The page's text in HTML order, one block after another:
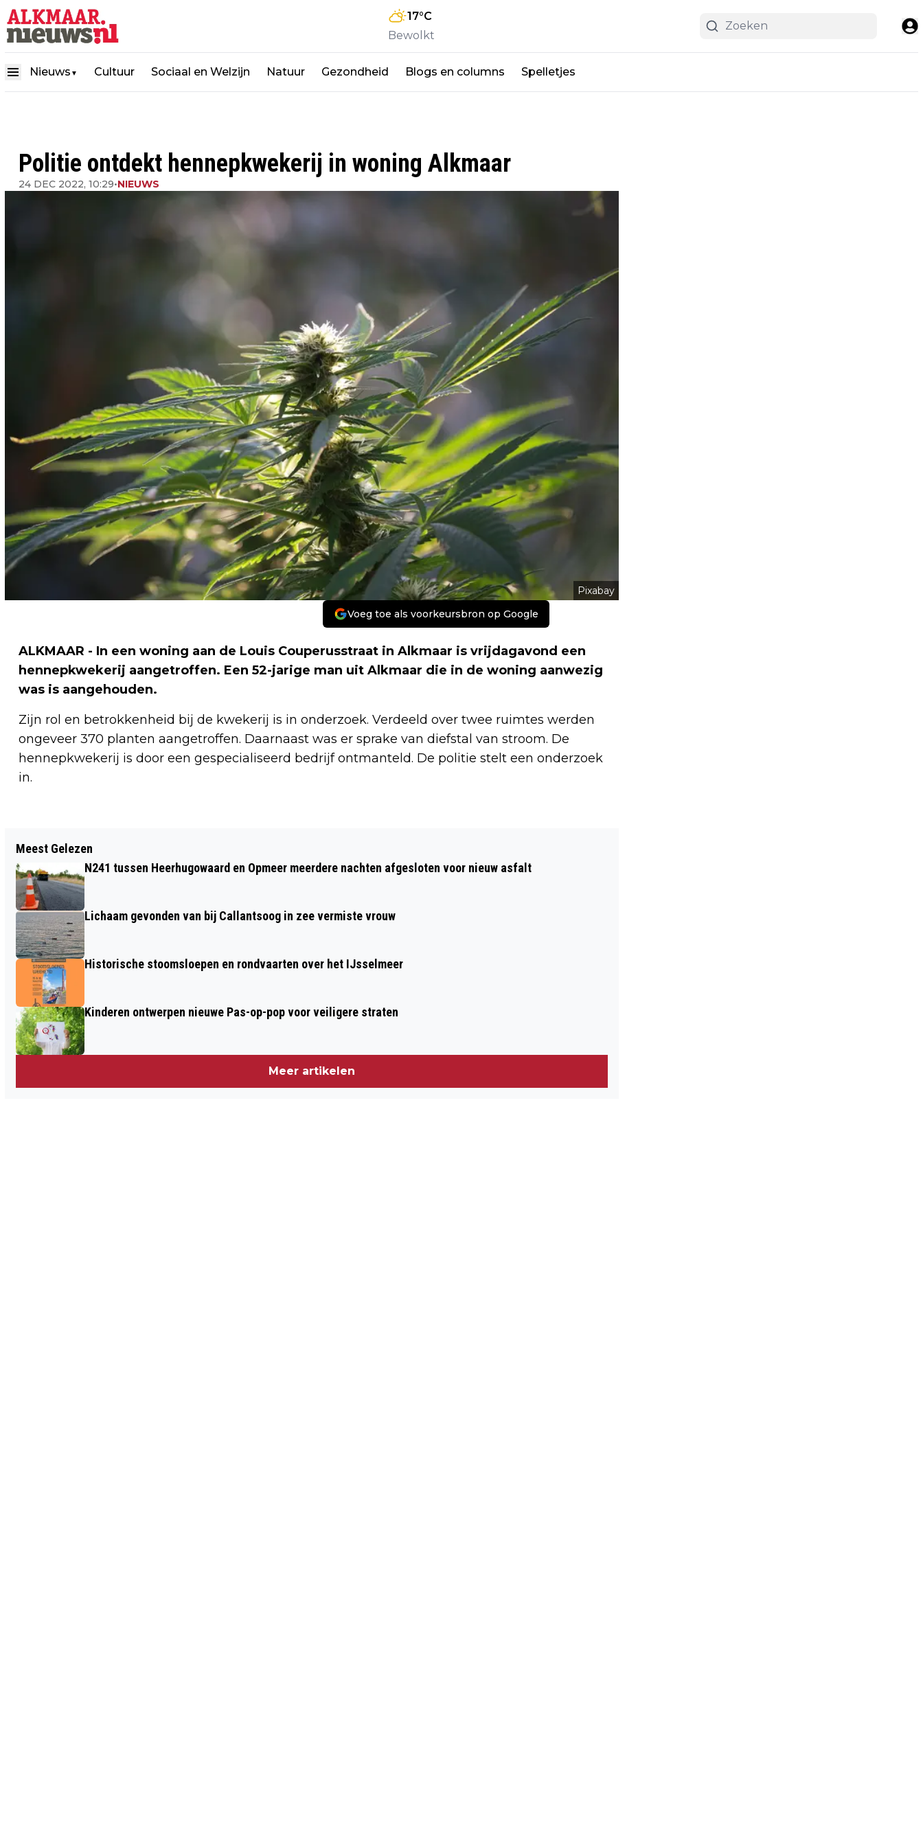
17°C
Bewolkt
Nieuws ▼ Cultuur Sociaal en Welzijn Natuur Gezondheid Blogs en columns Spelletjes
Politie ontdekt hennepkwekerij in woning Alkmaar
24 DEC 2022, 10:29•NIEUWS
Pixabay
Voeg toe als voorkeursbron op Google
ALKMAAR - In een woning aan de Louis Couperusstraat in Alkmaar is vrijdagavond een
hennepkwekerij aangetroffen. Een 52-jarige man uit Alkmaar die in de woning aanwezig
was is aangehouden.
Zijn rol en betrokkenheid bij de kwekerij is in onderzoek. Verdeeld over twee ruimtes werden
ongeveer 370 planten aangetroffen. Daarnaast was er sprake van diefstal van stroom. De
hennepkwekerij is door een gespecialiseerd bedrijf ontmanteld. De politie stelt een onderzoek
in.
VERRASSENDE PREMIÈRE KERSTCIRCUS
HAARLEM MET O.A. WERELDSTER HANS
KLOK
AUTO EN BESTELBUS
Meest Gelezen
N241 tussen Heerhugowaard en Opmeer meerdere nachten afgesloten voor nieuw asfalt
Lichaam gevonden van bij Callantsoog in zee vermiste vrouw
Historische stoomsloepen en rondvaarten over het IJsselmeer
Kinderen ontwerpen nieuwe Pas-op-pop voor veiligere straten
Meer artikelen